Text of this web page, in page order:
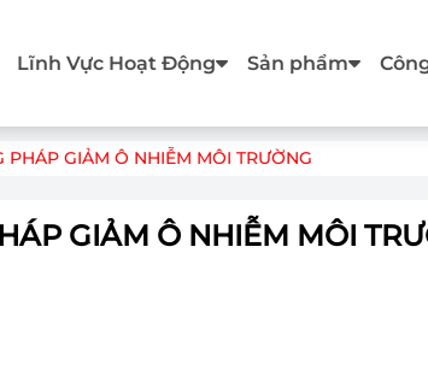
Lĩnh Vực Hoạt Động Sản phẩm
PHÁP GIẢM Ô NHIỄM MÔI TRƯỜNG
GIẢM Ô NHIỄM MÔI